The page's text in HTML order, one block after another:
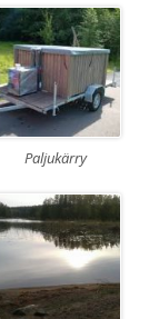
Paljukärry